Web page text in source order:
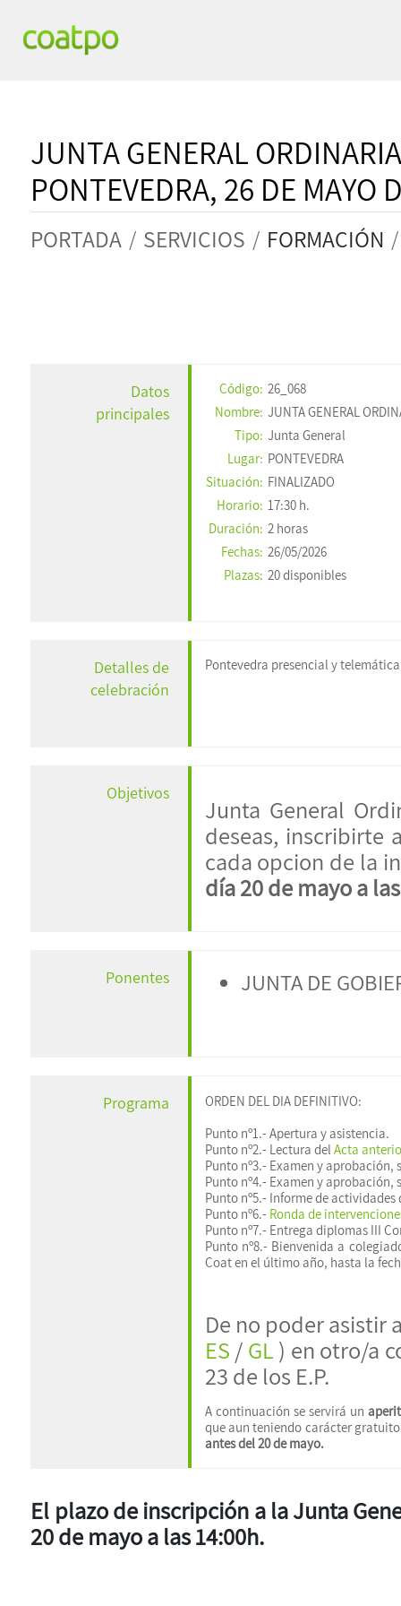
JUNTA GENERAL
PONTEVEDRA, 26 DE MAYO
PORTADA SERVICIOS FORMACIÓN
Datos
principales
Código: 26_068
Nombre: JUNTA GENERAL
Tipo: Junta General
Lugar: PONTEVEDRA
Situación: FINALIZADO
Horario: 17:30 h.
Duración: 2 horas
Fechas: 26/05/2026
Plazas: 20 disponibles
Detalles de
celebración
Pontevedra presencial y telemática
Objetivos
Junta General
deseas, inscribirte
cada opcion de la
día 20 de mayo a
Ponentes JUNTA DE
Programa
ORDEN DEL DIA DEFINITIVO:
Punto nº1.- Apertura y asistencia.
Punto nº2.- Lectura del Acta
Punto nº3.- Examen y aprobación,
Punto nº4.- Examen y aprobación,
Punto nº5.- Informe de
Punto nº6.- Ronda de
Punto nº7.- Entrega diplomas III
Punto nº8.- Bienvenida a
Coat en el último año, hasta la
De no poder asistir
ES / GL ) en otro/a
23 de los E.P.
A continuación se servirá un
que aun teniendo carácter
antes del 20 de mayo.
El plazo de inscripción a la Junta
20 de mayo a las 14:00h.